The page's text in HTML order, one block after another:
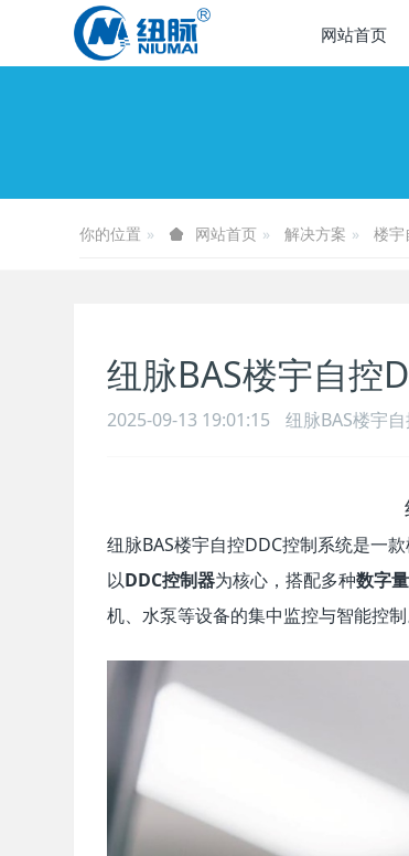
网站首页
你的位置 网站首页 解决方案 楼宇
纽脉BAS楼宇自控
2025-09-13 19:01:15 纽脉BAS楼宇
纽脉BAS楼宇自控DDC控制系统是一
以DDC控制器为核心，搭配多种数字
机、水泵等设备的集中监控与智能控制